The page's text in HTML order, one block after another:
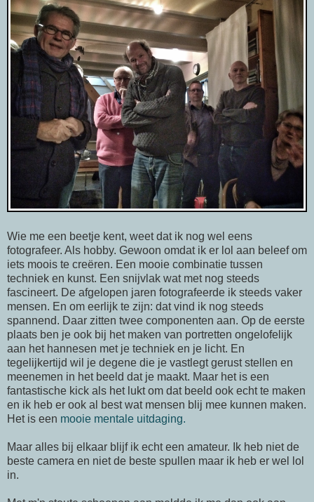
Wie me een beetje kent, weet dat ik nog wel eens
fotografeer. Als hobby. Gewoon omdat ik er lol aan beleef om
iets moois te creëren. Een mooie combinatie tussen
techniek en kunst. Een snijvlak wat met nog steeds
fascineert. De afgelopen jaren fotografeerde ik steeds vaker
mensen. En om eerlijk te zijn: dat vind ik nog steeds
spannend. Daar zitten twee componenten aan. Op de eerste
plaats ben je ook bij het maken van portretten ongelofelijk
aan het hannesen met je techniek en je licht. En
tegelijkertijd wil je degene die je vastlegt gerust stellen en
meenemen in het beeld dat je maakt. Maar het is een
fantastische kick als het lukt om dat beeld ook echt te maken
en ik heb er ook al best wat mensen blij mee kunnen maken.
Het is een mooie mentale uitdaging.
Maar alles bij elkaar blijf ik echt een amateur. Ik heb niet de
beste camera en niet de beste spullen maar ik heb er wel lol
in.